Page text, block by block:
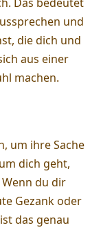
und
die dich und
aus einer
machen.
um ihre Sache
dich geht,
du dir
Gezank oder
das genau